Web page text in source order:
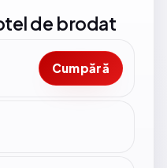
de brodat
Cumpără